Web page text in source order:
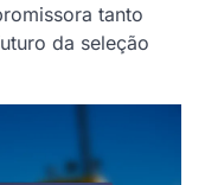
tanto
da seleção